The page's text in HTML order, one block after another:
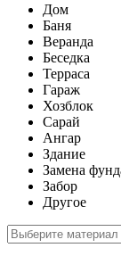
Дом
Баня
Веранда
Беседка
Терраса
Гараж
Хозблок
Сарай
Ангар
Здание
Замена
Забор
Другое